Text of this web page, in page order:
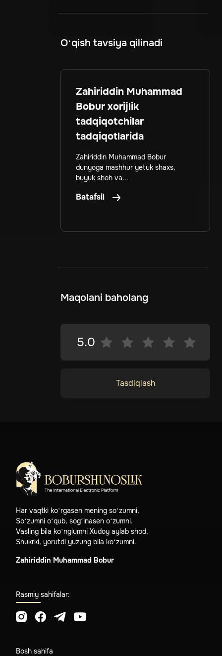
O‘qish tavsiya qilinadi
Zahiriddin Muhammad
Bobur xorijlik
tadqiqotchilar
tadqiqotlarida
Zahiriddin Muhammad Bobur
dunyoga mashhur yetuk shaxs,
buyuk shoh va...
Batafsil
Maqolani baholang
5.0
Tasdiqlash
Har vaqtki ko‘rgasen mening so‘zumni,
So‘zumni o‘qub, sog‘inasen o‘zumni.
Vasling bila ko‘nglumni Xudoy aylab shod,
Shukrki, yorutdi yuzung bila ko‘zumni.
Zahiriddin Muhammad Bobur
Rasmiy sahifalar:
Bosh sahifa